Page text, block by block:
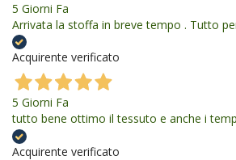
5 Giorni Fa
Arrivata la stoffa in breve tempo . Tutto
Acquirente verificato
5 Giorni Fa
tutto bene ottimo il tessuto e anche i
Acquirente verificato